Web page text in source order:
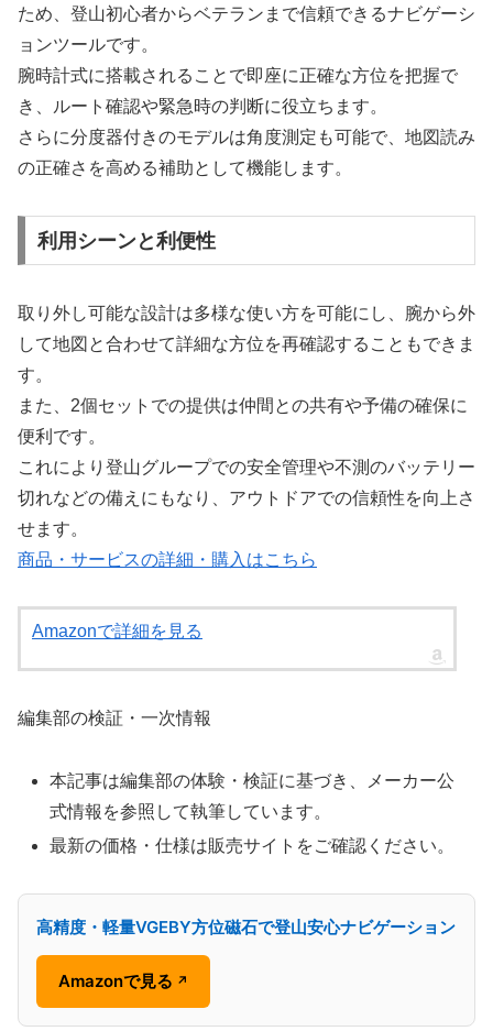
ため、登山初心者からベテランまで信頼できるナビゲーシ
ョンツールです。
腕時計式に搭載されることで即座に正確な方位を把握で
き、ルート確認や緊急時の判断に役立ちます。
さらに分度器付きのモデルは角度測定も可能で、地図読み
の正確さを高める補助として機能します。
利用シーンと利便性
取り外し可能な設計は多様な使い方を可能にし、腕から外
して地図と合わせて詳細な方位を再確認することもできま
す。
また、2個セットでの提供は仲間との共有や予備の確保に
便利です。
これにより登山グループでの安全管理や不測のバッテリー
切れなどの備えにもなり、アウトドアでの信頼性を向上さ
せます。
商品・サービスの詳細・購入はこちら
Amazonで詳細を見る
編集部の検証・一次情報
本記事は編集部の体験・検証に基づき、メーカー公
式情報を参照して執筆しています。
最新の価格・仕様は販売サイトをご確認ください。
高精度・軽量VGEBY方位磁石で登山安心ナビゲーション
Amazonで見る ↗